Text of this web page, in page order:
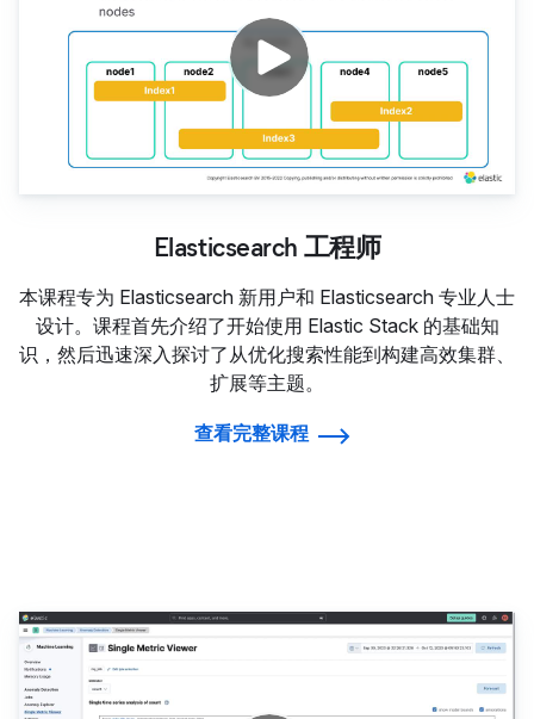
Elasticsearch 工程师
本课程专为 Elasticsearch 新用户和 Elasticsearch 专业人士
设计。课程首先介绍了开始使用 Elastic Stack 的基础知
识，然后迅速深入探讨了从优化搜索性能到构建高效集群、
扩展等主题。
查看完整课程
使用 Kibana 进行数据分析